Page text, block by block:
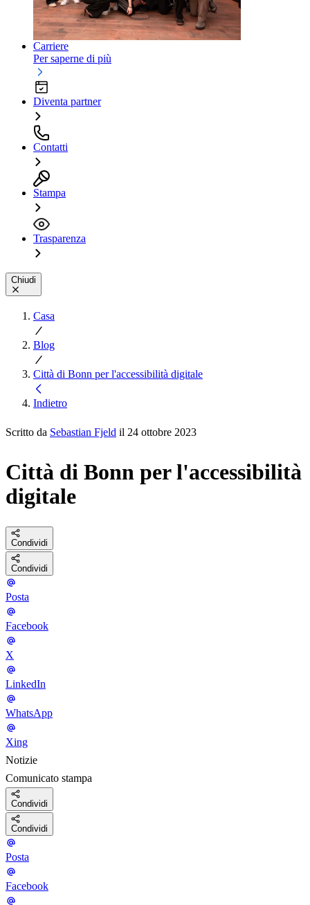
Carriere
Per saperne di più
Diventa partner
Contatti
Stampa
Trasparenza
Chiudi
Casa
Blog
Città di Bonn per l'accessibilità digitale
Indietro
Scritto da Sebastian Fjeld il 24 ottobre 2023
Città di Bonn per l'accessibilità
digitale
Condividi
Condividi
Posta
Facebook
X
LinkedIn
WhatsApp
Xing
Notizie
Comunicato stampa
Condividi
Condividi
Posta
Facebook